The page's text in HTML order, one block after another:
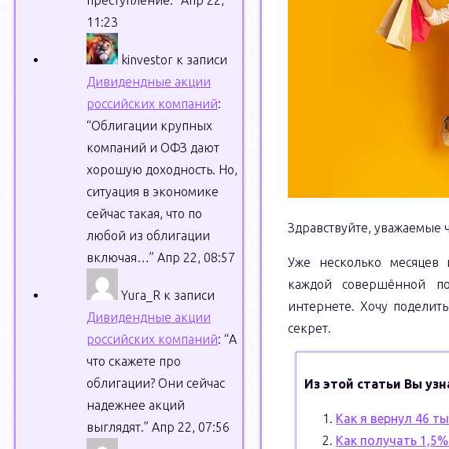
Здравствуйте, уважаемые
Уже несколько месяцев
каждой совершённой
интернете. Хочу
секрет.
Из этой статьи Вы
Как я вернул 46
Как получать
11:23
kinvestor к записи
Дивидендные акции
российских компаний:
“Облигации крупных
компаний и ОФЗ дают
хорошую доходность. Но,
ситуация в экономике
сейчас такая, что по
любой из облигации
включая…” Апр 22, 08:57
Yura_R к записи
Дивидендные акции
российских компаний: “А
что скажете про
облигации? Они сейчас
надежнее акций
выглядят.” Апр 22, 07:56